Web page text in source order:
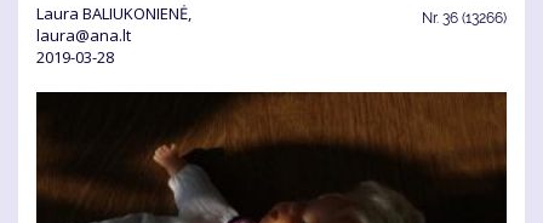
Laura BALIUKONIENĖ,
laura@ana.lt
2019-03-28
Nr. 36 (13266)